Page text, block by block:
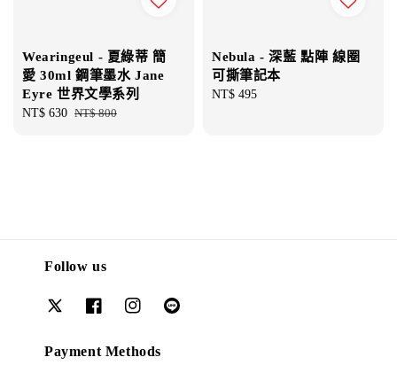
Wearingeul - 夏綠蒂 簡
愛 30ml 鋼筆墨水 Jane
Eyre 世界文學系列
Sale
NT$ 630 Regular
NT$ 800
Nebula - 深藍 點陣 線圈
可撕筆記本
Regular
NT$ 495
Follow us
Payment Methods